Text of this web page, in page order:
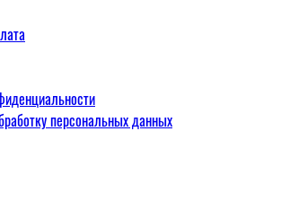
персональных данных